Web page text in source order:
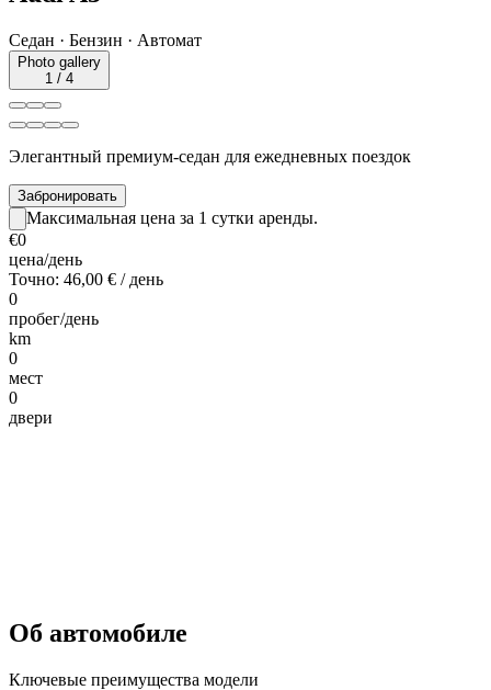
Седан · Бензин · Автомат
Photo gallery
1 / 4
Элегантный премиум-седан для ежедневных поездок
Забронировать
Максимальная цена за 1 сутки аренды.
€0
цена/день
Точно: 46,00 € / день
0
пробег/день
km
0
мест
0
двери
Об автомобиле
Ключевые преимущества модели